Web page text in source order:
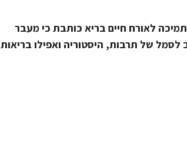
לאורח חיים בריא כותבת כי מעבר
של תרבות, היסטוריה ואפילו בריאות